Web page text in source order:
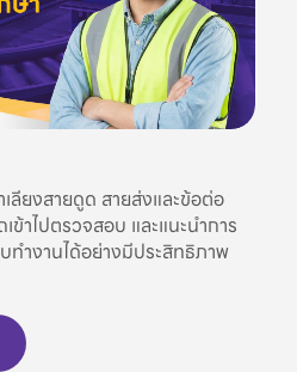
ลียงสายดูด สายส่งและข้อต่อ
ข้าไปตรวจสอบ และแนะนำการ
ทำงานได้อย่างมีประสิทธิภาพ